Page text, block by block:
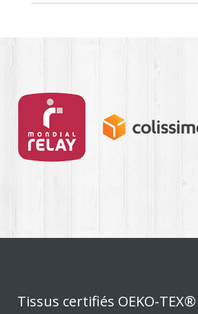
Tissus certifiés OEKO-TEX®